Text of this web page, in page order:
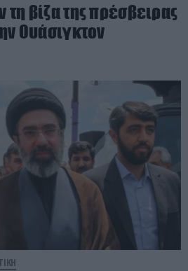
βίζα της πρέσβειρας
Ουάσιγκτον